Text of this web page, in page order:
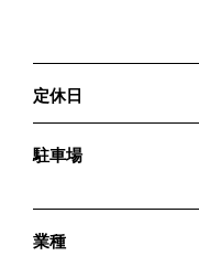
定休日
駐車場
業種